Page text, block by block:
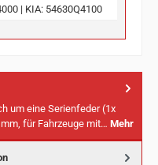
| KIA: 54630Q4100
um eine Serienfeder (1x
für Fahrzeuge mit… Mehr